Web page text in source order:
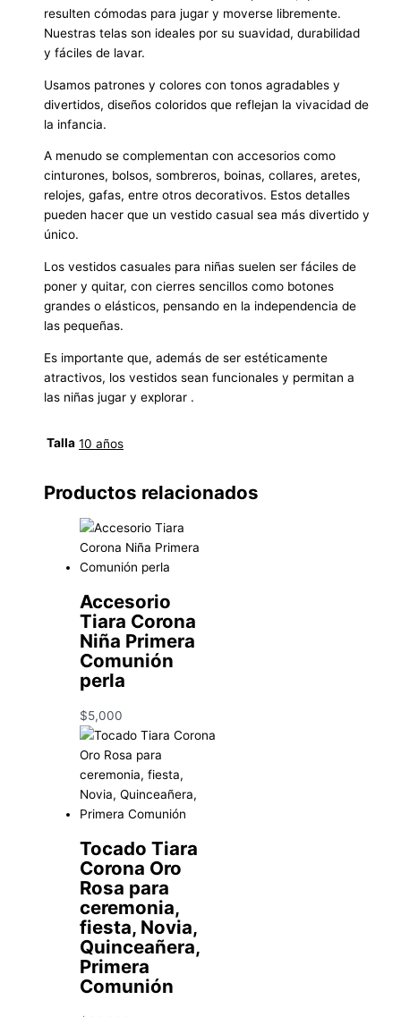
resulten cómodas para jugar y moverse libremente.
Nuestras telas son ideales por su suavidad, durabilidad
y fáciles de lavar.
Usamos patrones y colores con tonos agradables y
divertidos, diseños coloridos que reflejan la vivacidad de
la infancia.
A menudo se complementan con accesorios como
cinturones, bolsos, sombreros, boinas, collares, aretes,
relojes, gafas, entre otros decorativos. Estos detalles
pueden hacer que un vestido casual sea más divertido y
único.
Los vestidos casuales para niñas suelen ser fáciles de
poner y quitar, con cierres sencillos como botones
grandes o elásticos, pensando en la independencia de
las pequeñas.
Es importante que, además de ser estéticamente
atractivos, los vestidos sean funcionales y permitan a
las niñas jugar y explorar .
Talla 10 años
Productos relacionados
Accesorio
Tiara Corona
Niña Primera
Comunión
perla
$5,000
Tocado Tiara
Corona Oro
Rosa para
ceremonia,
fiesta, Novia,
Quinceañera,
Primera
Comunión